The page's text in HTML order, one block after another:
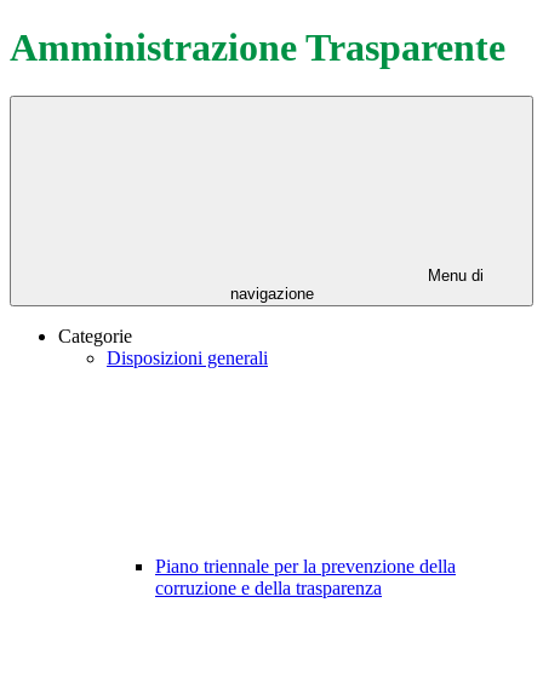
Amministrazione Trasparente
Menu di
navigazione
Categorie
Disposizioni generali
Piano triennale per la prevenzione della
corruzione e della trasparenza